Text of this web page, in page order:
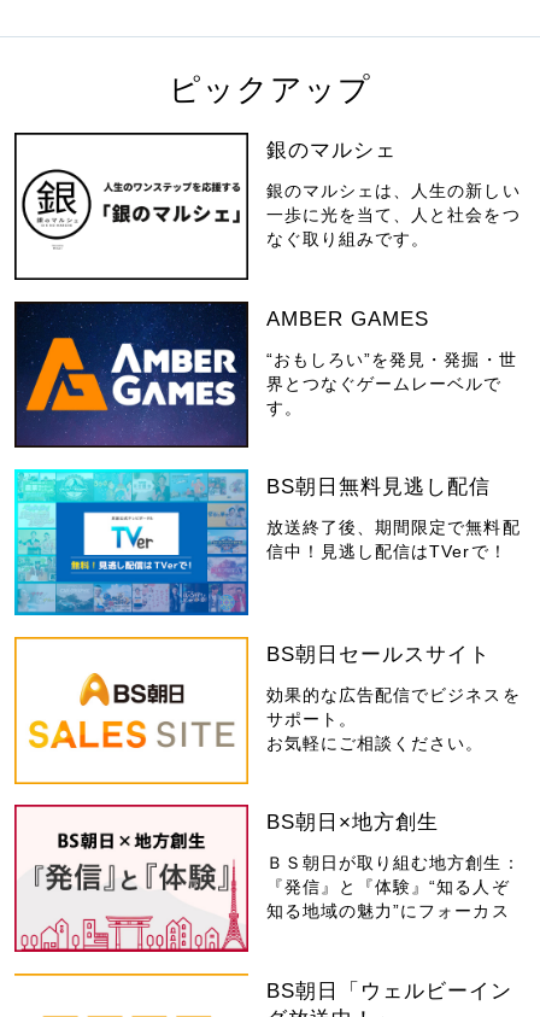
ピックアップ
銀のマルシェ
銀のマルシェは、人生の新しい
一歩に光を当て、人と社会をつ
なぐ取り組みです。
AMBER GAMES
“おもしろい”を発見・発掘・世
界とつなぐゲームレーベルで
す。
BS朝日無料見逃し配信
放送終了後、期間限定で無料配
信中！見逃し配信はTVerで！
BS朝日セールスサイト
効果的な広告配信でビジネスを
サポート。
お気軽にご相談ください。
BS朝日×地方創生
ＢＳ朝日が取り組む地方創生：
『発信』と『体験』“知る人ぞ
知る地域の魅力”にフォーカス
BS朝日「ウェルビーイン